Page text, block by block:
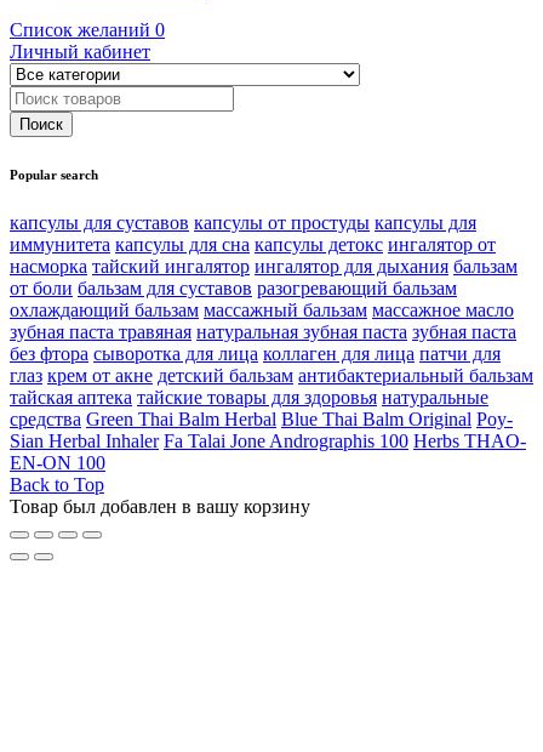
Список желаний 0
Личный кабинет
Popular search
капсулы для суставов капсулы от простуды капсулы для
иммунитета капсулы для сна капсулы детокс ингалятор от
насморка тайский ингалятор ингалятор для дыхания бальзам
от боли бальзам для суставов разогревающий бальзам
охлаждающий бальзам массажный бальзам массажное масло
зубная паста травяная натуральная зубная паста зубная паста
без фтора сыворотка для лица коллаген для лица патчи для
глаз крем от акне детский бальзам антибактериальный бальзам
тайская аптека тайские товары для здоровья натуральные
средства Green Thai Balm Herbal Blue Thai Balm Original Poy-
Sian Herbal Inhaler Fa Talai Jone Andrographis 100 Herbs THAO-
EN-ON 100
Back to Top
Товар был добавлен в вашу корзину